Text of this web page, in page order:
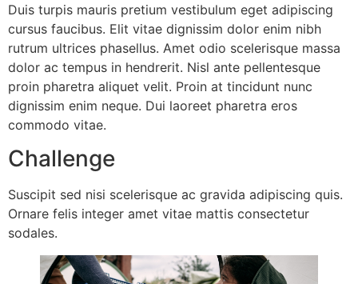
Duis turpis mauris pretium vestibulum eget adipiscing
cursus faucibus. Elit vitae dignissim dolor enim nibh
rutrum ultrices phasellus. Amet odio scelerisque massa
dolor ac tempus in hendrerit. Nisl ante pellentesque
proin pharetra aliquet velit. Proin at tincidunt nunc
dignissim enim neque. Dui laoreet pharetra eros
commodo vitae.
Challenge
Suscipit sed nisi scelerisque ac gravida adipiscing quis.
Ornare felis integer amet vitae mattis consectetur
sodales.